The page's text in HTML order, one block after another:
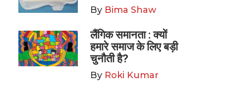
By Bima Shaw
लैंगिक समानता : क्यों
हमारे समाज के लिए बड़ी
चुनौती है?
By Roki Kumar